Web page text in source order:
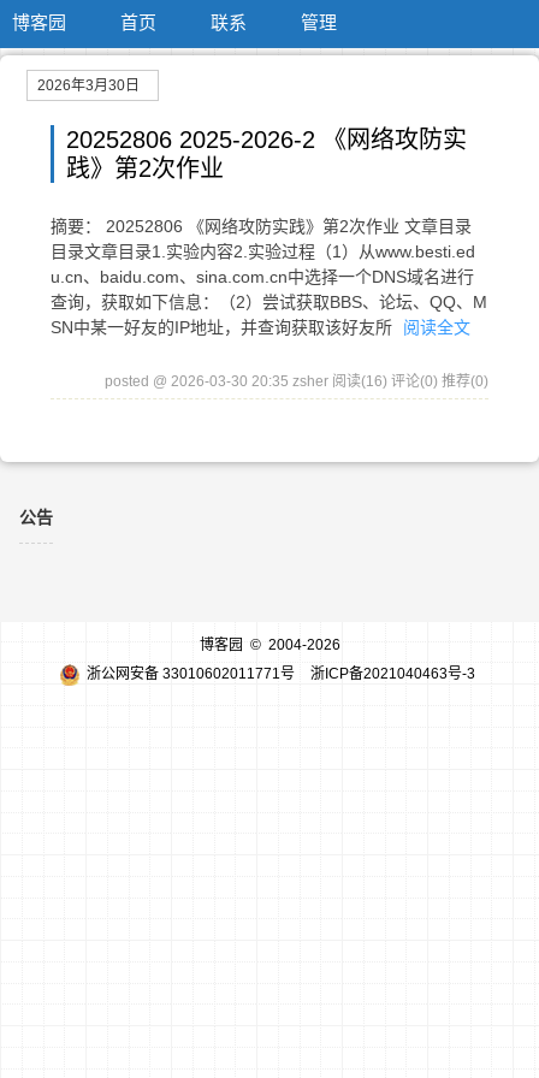
博客园 首页 联系 管理
2026年3月30日
20252806 2025-2026-2 《网络攻防实
践》第2次作业
摘要： 20252806 《网络攻防实践》第2次作业 文章目录
目录文章目录1.实验内容2.实验过程（1）从www.besti.ed
u.cn、baidu.com、sina.com.cn中选择一个DNS域名进行
查询，获取如下信息：（2）尝试获取BBS、论坛、QQ、M
SN中某一好友的IP地址，并查询获取该好友所
阅读全文
posted @ 2026-03-30 20:35 zsher 阅读(16) 评论(0) 推荐(0)
公告
博客园 © 2004-2026
浙公网安备 33010602011771号
浙ICP备2021040463号-3